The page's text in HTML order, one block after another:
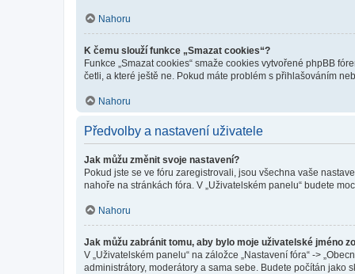
Nahoru
K čemu slouží funkce „Smazat cookies“?
Funkce „Smazat cookies“ smaže cookies vytvořené phpBB
četli, a které ještě ne. Pokud máte problém s přihlašováním
Nahoru
Předvolby a nastavení uživatele
Jak můžu změnit svoje nastavení?
Pokud jste se ve fóru zaregistrovali, jsou všechna vaše
nahoře na stránkách fóra. V „Uživatelském panelu“ budete
Nahoru
Jak můžu zabránit tomu, aby bylo moje uživatelské jméno
V „Uživatelském panelu“ na záložce „Nastavení fóra“ ->
administrátory, moderátory a sama sebe. Budete počítán jako